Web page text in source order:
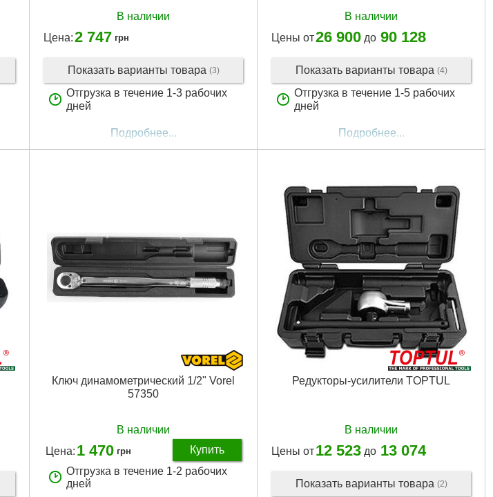
В наличии
Цена:2 747 грн
Показать варианты товара (3)
Отгрузка в течение 1-3 рабочих
дней
Подробнее...
В наличии
Цены от26 900 до 90 128
Показать варианты товара (4)
Отгрузка в течение 1-5 рабочих
дней
Подробнее...
Ключ динамометрический 1/2" Vorel
57350
В наличии
Цена: 1 470 грн
Купить
Отгрузка в течение 1-2 рабочих
дней
Редукторы-усилители TOPTUL
В наличии
Цены от12 523 до 13 074
Показать варианты товара (2)